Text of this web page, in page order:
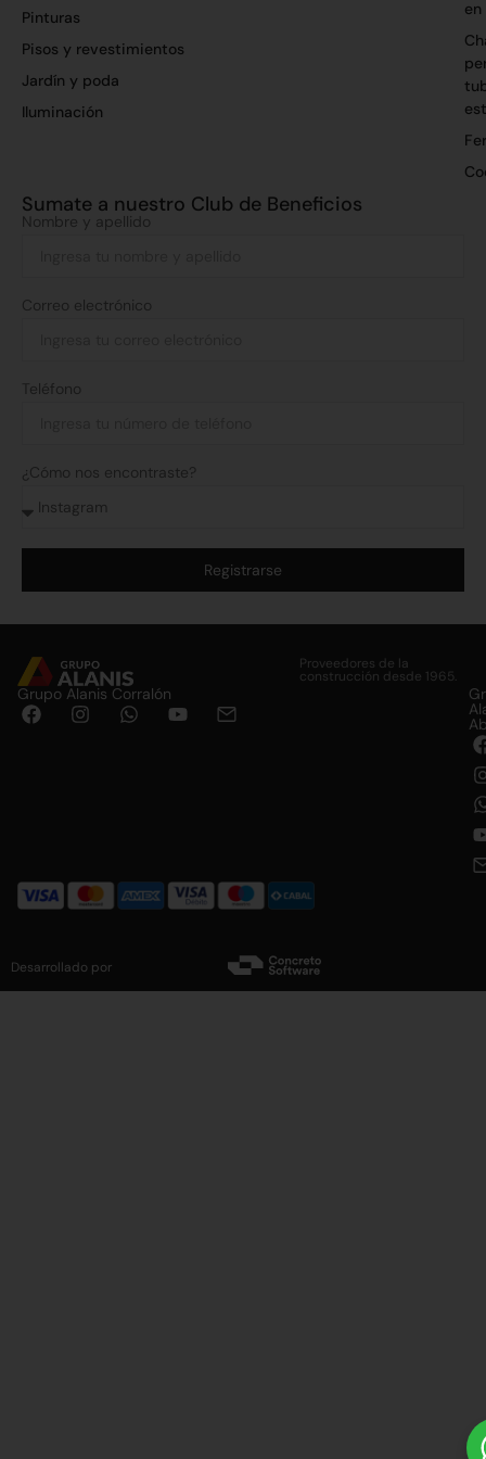
Pinturas
Pisos y revestimientos
Jardín y poda
Iluminación
en
Sumate a nuestro Club de Beneficios
Nombre y apellido
Correo electrónico
Teléfono
¿Cómo nos encontraste?
Registrarse
Proveedores de la
construcción desde 1965.
Grupo Alanis Corralón
Desarrollado por